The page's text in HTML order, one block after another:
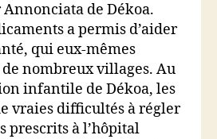
de Dékoa.
a permis d’aider
qui eux-mêmes
nombreux villages. Au
infantile de Dékoa, les
vraies difficultés à régler
prescrits à l’hôpital